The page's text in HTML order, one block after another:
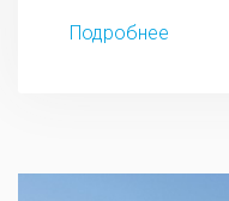
Подробнее